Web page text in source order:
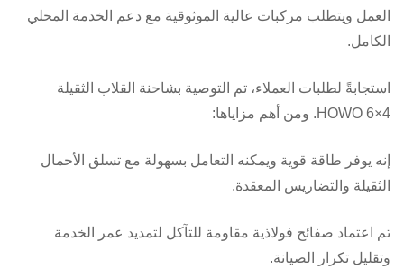
العمل ويتطلب مركبات عالية الموثوقية مع دعم الخدمة المحلي
الكامل.
استجابةً لطلبات العملاء، تم التوصية بشاحنة القلاب الثقيلة
HOWO 6×4. ومن أهم مزاياها:
إنه يوفر طاقة قوية ويمكنه التعامل بسهولة مع تسلق الأحمال
الثقيلة والتضاريس المعقدة.
تم اعتماد صفائح فولاذية مقاومة للتآكل لتمديد عمر الخدمة
وتقليل تكرار الصيانة.